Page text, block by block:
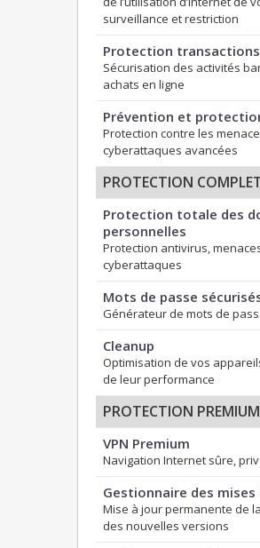
surveillance et restriction
Protection
Sécurisation des activités
achats en ligne
Prévention et
Protection contre les
cyberattaques avancées
PROTECTION
Protection totale des
personnelles
Protection antivirus,
cyberattaques
Mots de passe
Générateur de mots de
Cleanup
Optimisation de vos
de leur performance
PROTECTION PREMIUM
VPN Premium
Navigation Internet sûre,
Gestionnaire des mises
Mise à jour permanente de
des nouvelles versions